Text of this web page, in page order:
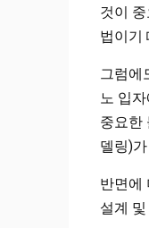
것이
법이기
그럼에
노 입
중요한
델링)
반면에
설계